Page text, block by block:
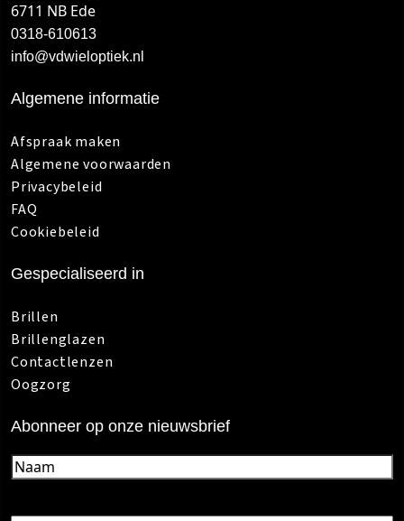
6711 NB Ede
0318-610613
info@vdwieloptiek.nl
Algemene informatie
Afspraak maken
Algemene voorwaarden
Privacybeleid
FAQ
Cookiebeleid
Gespecialiseerd in
Brillen
Brillenglazen
Contactlenzen
Oogzorg
Abonneer op onze nieuwsbrief
Naam(Vereist)